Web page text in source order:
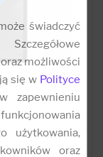
świadczyć
możliwości
się w Polityce
zapewnieniu
użytkowania,
oraz